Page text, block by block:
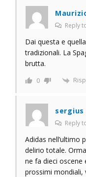
Reply
Dai questa e
tradizionali. La
brutta.
0
sergius
Reply
Adidas nell’ultimo
delirio totale.
ne fa dieci oscene
prossimi mondiali,